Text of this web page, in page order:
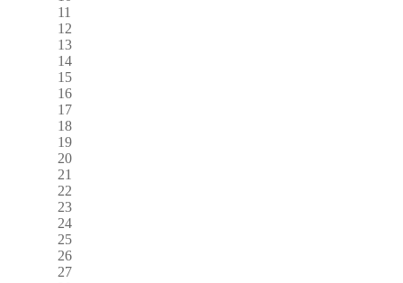
11
12
13
14
15
16
17
18
19
20
21
22
23
24
25
26
27